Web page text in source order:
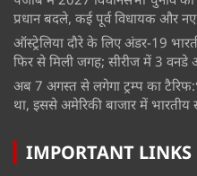
प्रधान बदले, कई पूर्व विधायक और
ऑस्ट्रेलिया दौरे के लिए अंडर-19
फिर से मिली जगह; सीरीज में 3
अब 7 अगस्त से लगेगा ट्रम्प का
था, इससे अमेरिकी बाजार में भारतीय
IMPORTANT LINKS